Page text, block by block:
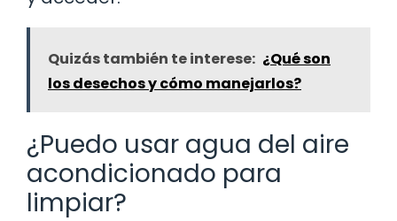
Quizás también te interese: ¿Qué son
los desechos y cómo manejarlos?
¿Puedo usar agua del aire
acondicionado para
limpiar?